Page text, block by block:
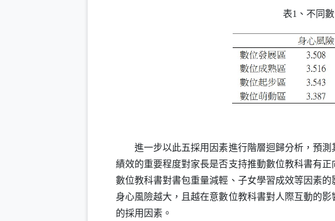
表1、不同
進一步以此五採用因素進行階層迴歸分析，預測
績效的重要程度對家長是否支持推動數位教科書有
數位教科書對書包重量減輕、子女學習成效等因素
身心風險越大，且越在意數位教科書對人際互動的
的採用因素。